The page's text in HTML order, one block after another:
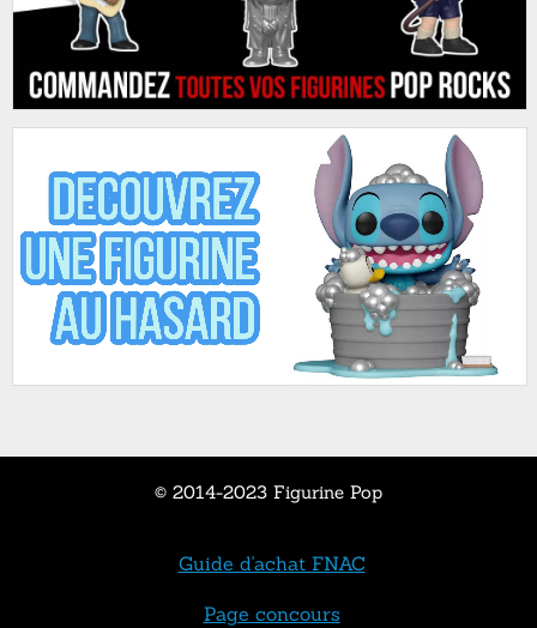
© 2014-2023 Figurine Pop
Guide d'achat FNAC
Page concours